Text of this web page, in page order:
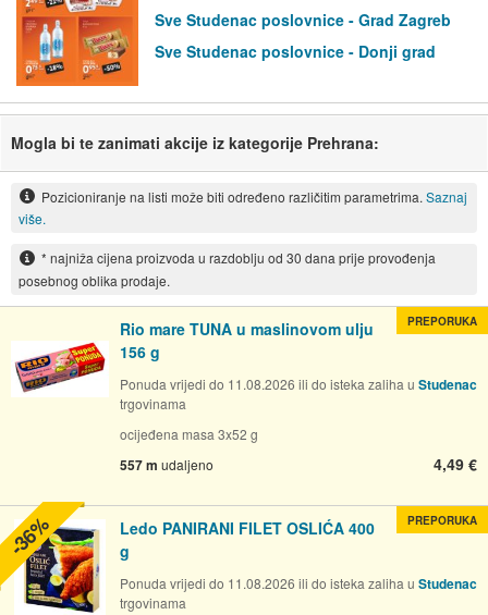
Sve Studenac poslovnice - Grad Zagreb
Sve Studenac poslovnice - Donji grad
Mogla bi te zanimati akcije iz kategorije Prehrana:
Pozicioniranje na listi može biti određeno različitim parametrima. Saznaj
više.
* najniža cijena proizvoda u razdoblju od 30 dana prije provođenja
posebnog oblika prodaje.
Rio mare TUNA u maslinovom ulju
156 g
Ponuda vrijedi do 11.08.2026 ili do isteka zaliha u Studenac
trgovinama
ocijeđena masa 3x52 g
557 m udaljeno 4,49 €
PREPORUKA
Ledo PANIRANI FILET OSLIĆA 400
g
Ponuda vrijedi do 11.08.2026 ili do isteka zaliha u Studenac
trgovinama
PREPORUKA
-36%